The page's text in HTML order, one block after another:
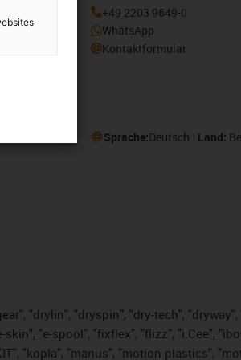
+49 2203 9649-0
WhatsApp
Kontaktformular
Sprache:Deutsch Land:
"drylin", "dryspin", "dry-tech",
"e-spool", "fixflex", "flizz", "i.Cee",
"kopla", "manus", "motion plastics",